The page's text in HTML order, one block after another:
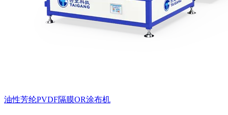
油性芳纶PVDF隔膜OR涂布机